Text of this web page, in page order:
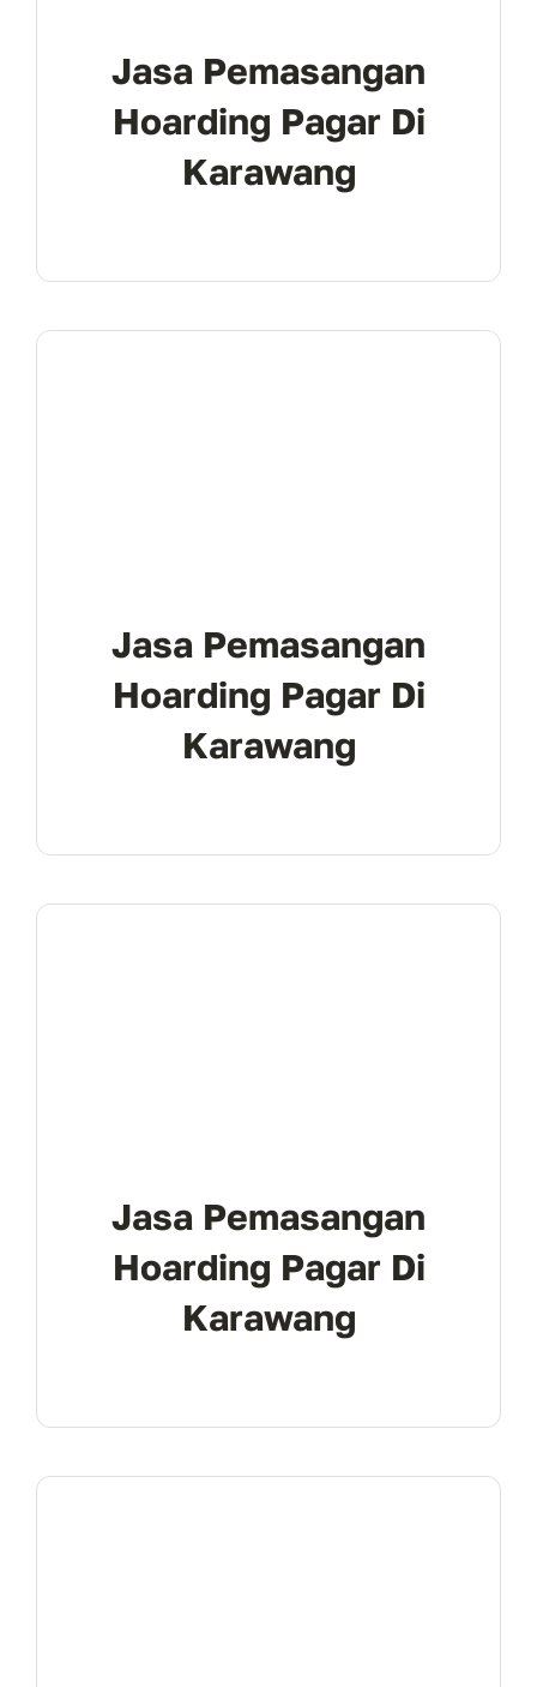
Jasa Pemasangan
Hoarding Pagar Di
Karawang
Jasa Pemasangan
Hoarding Pagar Di
Karawang
Jasa Pemasangan
Hoarding Pagar Di
Karawang